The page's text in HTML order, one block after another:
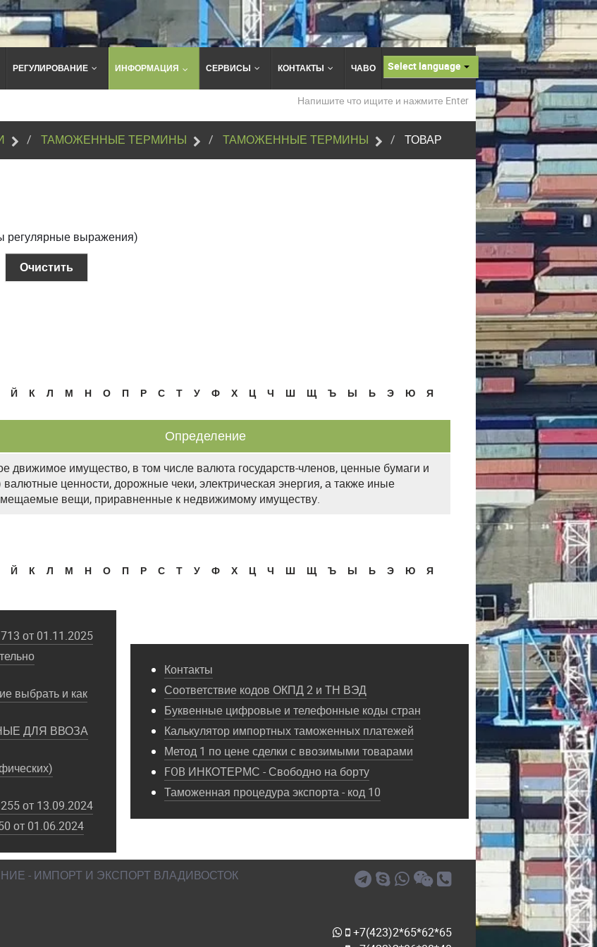
РЕГУЛИРОВАНИЕ ИНФОРМАЦИЯ СЕРВИСЫ КОНТАКТЫ ЧАВО Select language
сайту
ТАМОЖЕННЫЕ ТЕРМИНЫ ТАМОЖЕННЫЕ ТЕРМИНЫ ТОВАР
регулярные выражения)
Й К Л М Н О П Р С Т У Ф Х Ц Ч Ш Щ Ъ Ы Ь Э Ю Я
Определение
движимое имущество, в том числе валюта государств-членов, ценные бумаги и
валютные ценности, дорожные чеки, электрическая энергия, а также иные
вещи, приравненные к недвижимому имуществу.
Й К Л М Н О П Р С Т У Ф Х Ц Ч Ш Щ Ъ Ы Ь Э Ю Я
от 01.11.2025
выбрать и как
ДЛЯ ВВОЗА
от 13.09.2024
от 01.06.2024
Контакты
Соответствие кодов ОКПД 2 и ТН ВЭД
Буквенные цифровые и телефонные коды стран
Калькулятор импортных таможенных платежей
Метод 1 по цене сделки с ввозимыми товарами
FOB ИНКОТЕРМС - Свободно на борту
Таможенная процедура экспорта - код 10
- ИМПОРТ И ЭКСПОРТ ВЛАДИВОСТОК
+7(423)2*65*62*65